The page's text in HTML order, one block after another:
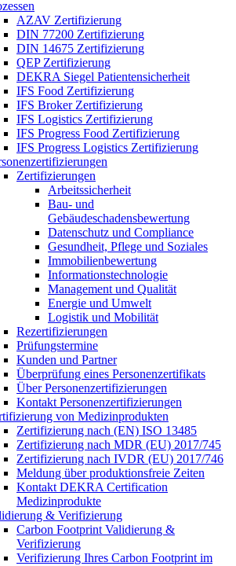
AZAV Zertifizierung
DIN 77200 Zertifizierung
DIN 14675 Zertifizierung
QEP Zertifizierung
DEKRA Siegel Patientensicherheit
IFS Food Zertifizierung
IFS Broker Zertifizierung
IFS Logistics Zertifizierung
IFS Progress Food Zertifizierung
IFS Progress Logistics Zertifizierung
Zertifizierungen
Arbeitssicherheit
Bau- und
Gebäudeschadensbewertung
Datenschutz und Compliance
Gesundheit, Pflege und Soziales
Immobilienbewertung
Informationstechnologie
Management und Qualität
Energie und Umwelt
Logistik und Mobilität
Rezertifizierungen
Prüfungstermine
Kunden und Partner
Überprüfung eines Personenzertifikats
Über Personenzertifizierungen
Kontakt Personenzertifizierungen
von Medizinprodukten
Zertifizierung nach (EN) ISO 13485
Zertifizierung nach MDR (EU) 2017/745
Zertifizierung nach IVDR (EU) 2017/746
Meldung über produktionsfreie Zeiten
Kontakt DEKRA Certification
Medizinprodukte
& Verifizierung
Carbon Footprint Validierung &
Verifizierung
Verifizierung Ihres Carbon Footprint im